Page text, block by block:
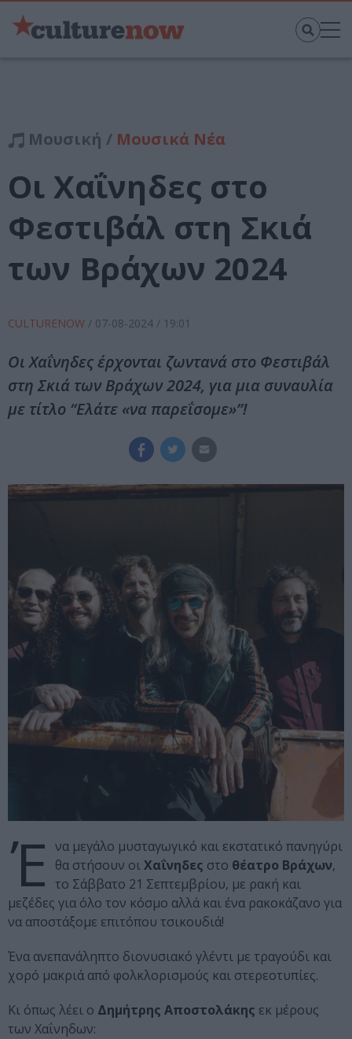
Μουσική / Μουσικά Νέα
Οι Χαΐνηδες στο
Φεστιβάλ στη Σκιά
των Βράχων 2024
CULTURENOW / 07-08-2024 / 19:01
Οι Χαΐνηδες έρχονται ζωντανά στο Φεστιβάλ
στη Σκιά των Βράχων 2024, για μια συναυλία
με τίτλο “Ελάτε «να παρεΐσομε»”!
Έ να μεγάλο μυσταγωγικό και εκστατικό πανηγύρι
θα στήσουν οιΧαΐνηδες στο θέατρο Βράχων,
το Σάββατο 21 Σεπτεμβρίου, με ρακή και
μεζέδες για όλο τον κόσμο αλλά και ένα ρακοκάζανο για
να αποστάξομε επιτόπου τσικουδιά!
Ένα ανεπανάληπτο διονυσιακό γλέντι με τραγούδι και
χορό μακριά από φολκλορισμούς και στερεοτυπίες.
Κι όπως λέει ο Δημήτρης Αποστολάκης εκ μέρους
των Χαΐνηδων: